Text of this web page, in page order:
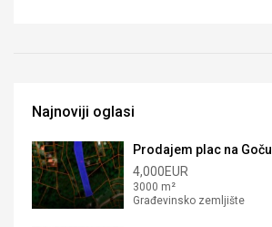
Najnoviji oglasi
Prodajem plac na Goču
4,000EUR
3000 m²
Građevinsko zemljište